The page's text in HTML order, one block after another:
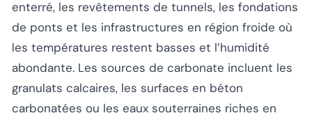
enterré, les revêtements de tunnels, les fondations
de ponts et les infrastructures en région froide où
les températures restent basses et l’humidité
abondante. Les sources de carbonate incluent les
granulats calcaires, les surfaces en béton
carbonatées ou les eaux souterraines riches en